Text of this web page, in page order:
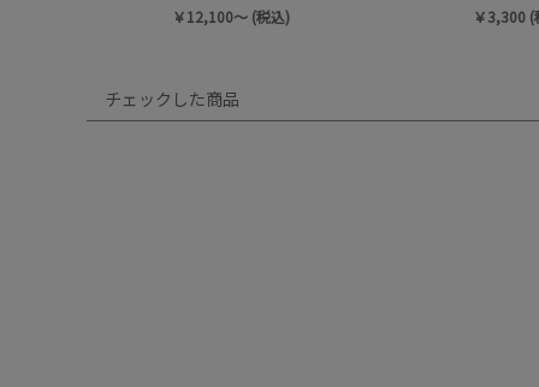
￥12,100～ (税込) ￥3,300 (
チェックした商品